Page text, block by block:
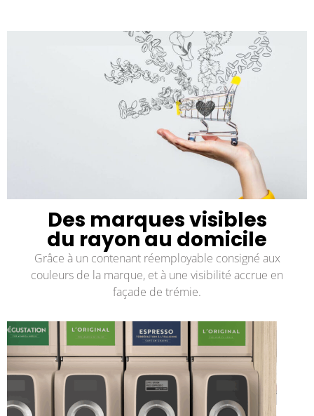
Des marques visibles
du rayon au domicile
Grâce à un contenant réemployable consigné aux
couleurs de la marque, et à une visibilité accrue en
façade de trémie.